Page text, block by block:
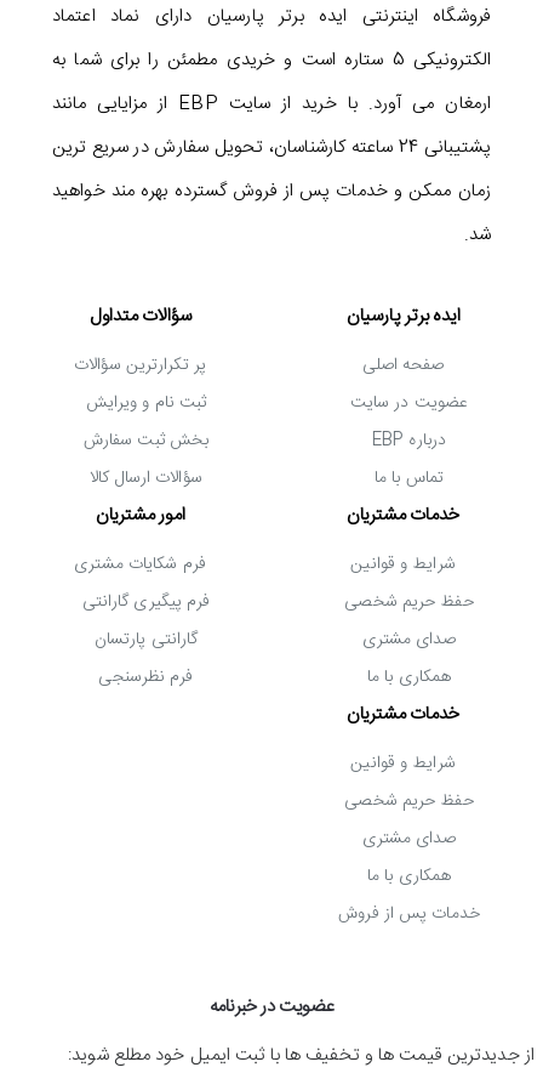
فروشگاه اینترنتی ایده برتر پارسیان دارای نماد اعتماد
الکترونیکی 5 ستاره است و خریدی مطمئن را برای شما به
ارمغان می آورد. با خرید از سایت EBP از مزایایی مانند
پشتیبانی 24 ساعته کارشناسان، تحویل سفارش در سریع ترین
زمان ممکن و خدمات پس از فروش گسترده بهره مند خواهید
شد.
ایده برتر پارسیان
صفحه اصلی
عضویت در سایت
درباره EBP
تماس با ما
سؤالات متداول
پر تکرارترین سؤالات
ثبت نام و ویرایش
بخش ثبت سفارش
سؤالات ارسال کالا
خدمات مشتریان
شرایط و قوانین
حفظ حریم شخصی
صدای مشتری
همکاری با ما
امور مشتریان
فرم شکایات مشتری
فرم پیگیری گارانتی
گارانتی پارتسان
فرم نظرسنجی
خدمات مشتریان
شرایط و قوانین
حفظ حریم شخصی
صدای مشتری
همکاری با ما
خدمات پس از فروش
عضویت در خبرنامه
از جدیدترین قیمت ها و تخفیف ها با ثبت ایمیل خود مطلع شوید: